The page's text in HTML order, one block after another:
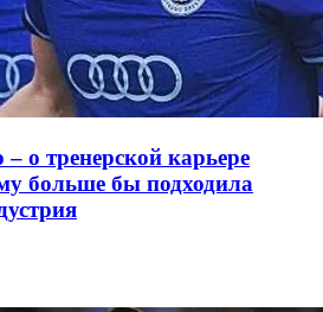
о тренерской карьере
больше бы подходила